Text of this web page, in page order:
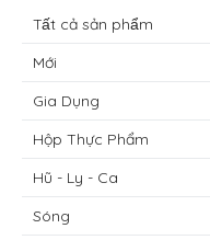
Tất cả sản phẩm
Mới
Gia Dụng
Hộp Thực Phẩm
Hũ - Ly - Ca
Sóng